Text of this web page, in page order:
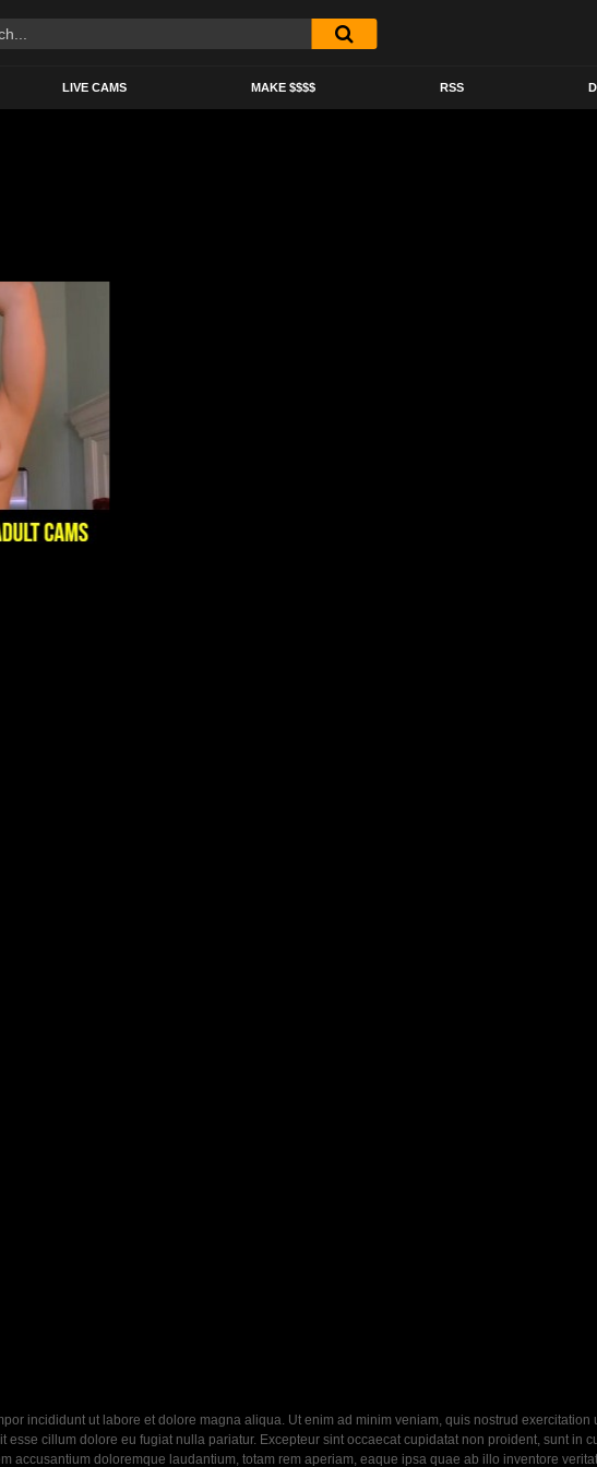
LIVE CAMS MAKE $$$$ RSS
incididunt ut labore et dolore magna aliqua. Ut enim ad minim veniam, quis nostrud
cillum dolore eu fugiat nulla pariatur. Excepteur sint occaecat cupidatat non proident, sunt in
accusantium doloremque laudantium, totam rem aperiam, eaque ipsa quae ab illo inventore